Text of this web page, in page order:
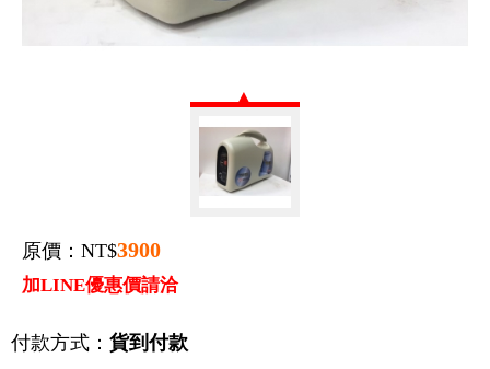
原價：NT$3900
加LINE優惠價請洽
付款方式： 貨到付款